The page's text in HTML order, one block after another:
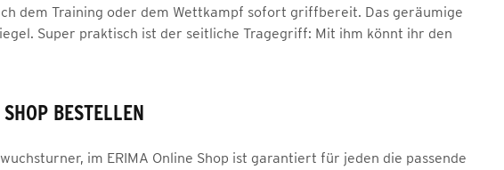
dem Training oder dem Wettkampf sofort griffbereit. Das geräumige
Super praktisch ist der seitliche Tragegriff: Mit ihm könnt ihr den
BESTELLEN
im ERIMA Online Shop ist garantiert für jeden die passende